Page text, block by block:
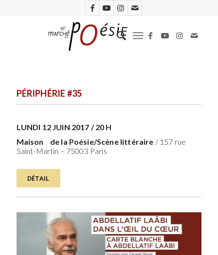
PÉRIPHÉRIE #35
LUNDI 12 JUIN 2017 / 20 H
Maison de la Poésie/Scène littéraire / 157 rue
Saint-Martin – 75003 Paris
DÉTAIL